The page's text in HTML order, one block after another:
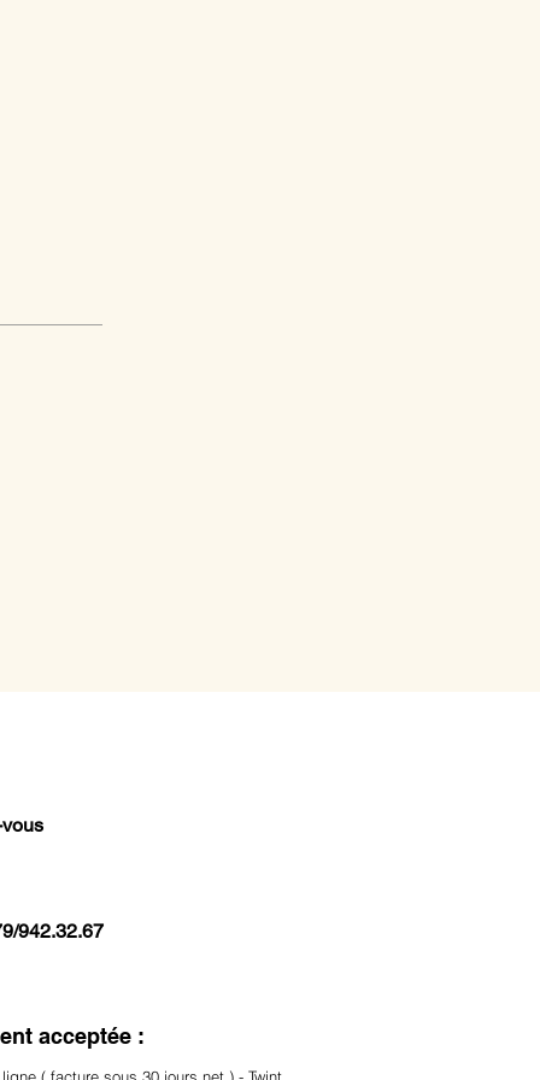
942.32.67
acceptée :
( facture sous 30 jours net ) - Twint